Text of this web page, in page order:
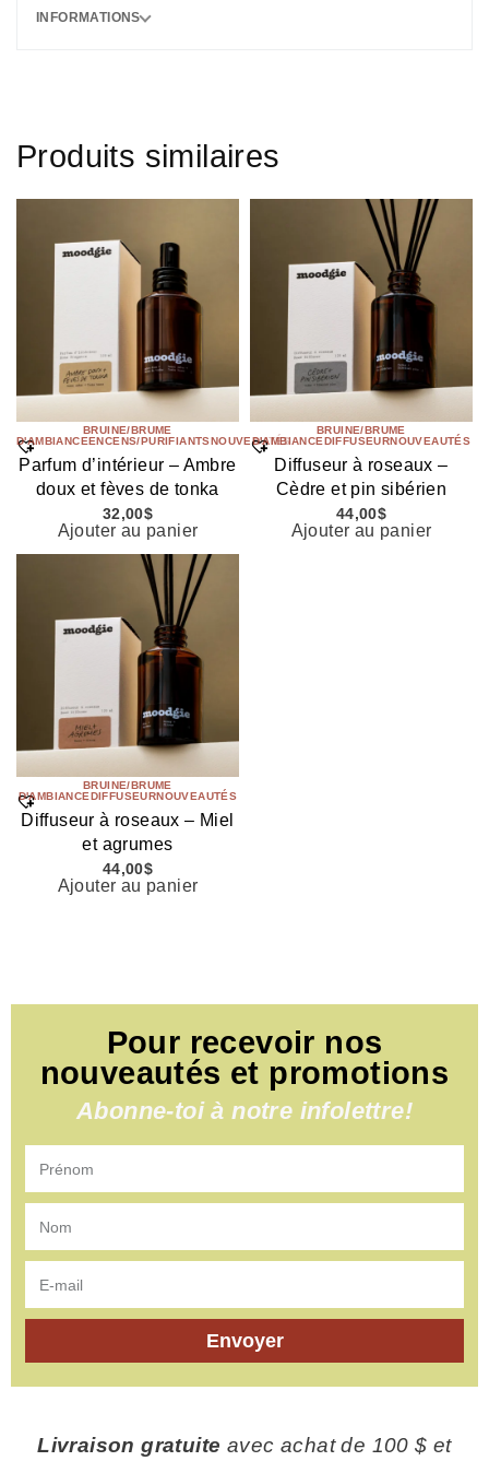
INFORMATIONS
Produits similaires
BRUINE/BRUME
D'AMBIANCEENCENS/PURIFIANTSNOUVEAUTÉS
Parfum d’intérieur – Ambre
doux et fèves de tonka
32,00$
Ajouter au panier
BRUINE/BRUME
D'AMBIANCEDIFFUSEURNOUVEAUTÉS
Diffuseur à roseaux –
Cèdre et pin sibérien
44,00$
Ajouter au panier
BRUINE/BRUME
D'AMBIANCEDIFFUSEURNOUVEAUTÉS
Diffuseur à roseaux – Miel
et agrumes
44,00$
Ajouter au panier
Pour recevoir nos
nouveautés et promotions
Abonne-toi à notre infolettre!
Envoyer
Livraison gratuite avec achat de 100 $ et